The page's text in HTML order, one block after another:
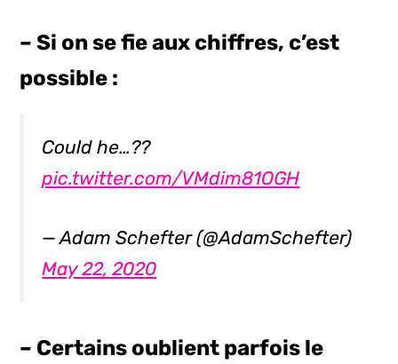
– Si on se fie aux chiffres, c’est
possible :
Could he…??
pic.twitter.com/VMdim81OGH
— Adam Schefter (@AdamSchefter)
May 22, 2020
– Certains oublient parfois le